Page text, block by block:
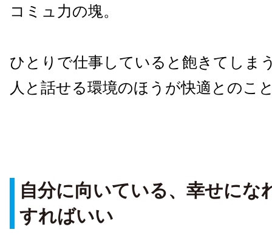
コミュ力の塊。
ひとりで仕事していると飽きてしま
人と話せる環境のほうが快適とのこ
自分に向いている、幸せにな
すればいい